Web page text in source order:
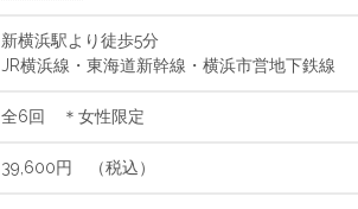
新横浜駅より徒歩5分
JR横浜線・東海道新幹線・横浜市営地下鉄線
全6回 ＊女性限定
39,600円 （税込）